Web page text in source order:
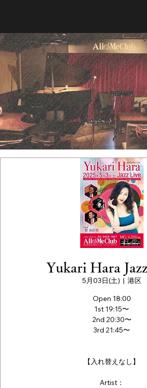
Yukari Hara
5月03日(土)
  |
港区
Open 18:00
1st 19:15〜
2nd 20:30〜
3rd 21:45〜
【入れ替えなし】
Artist：